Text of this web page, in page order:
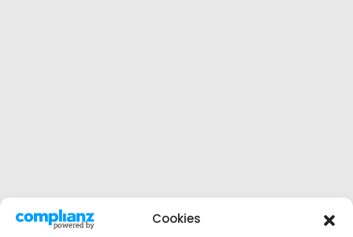
Cookies